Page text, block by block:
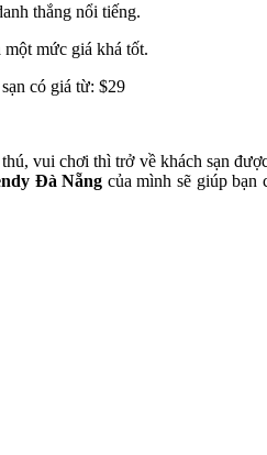
thắng nổi tiếng.
mức giá khá tốt.
có giá từ: $29
vui chơi thì trở về khách sạn
Đà Nẵng của mình sẽ giúp bạn